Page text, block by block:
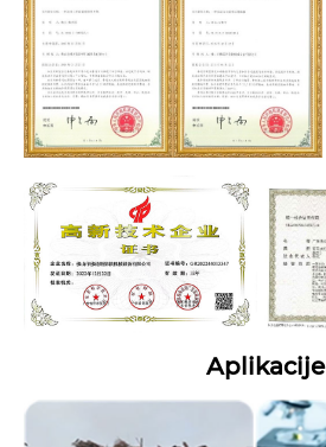
Aplikacije